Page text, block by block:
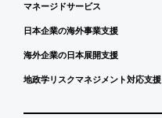
マネージドサービス
日本企業の海外事業支援
海外企業の日本展開支援
地政学リスクマネジメント対応支援